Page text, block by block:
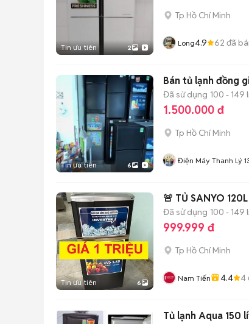
Tin ưu tiên 2
Tp Hồ Chí Minh
Long4.9 62 đã
Tin ưu tiên 6
Bán tủ lạnh đồng
Đã sử dụng 100 - 149
1.500.000 đ
Tp Hồ Chí Minh
Điện Máy Thanh Lý
Tin ưu tiên 6
🚨 TỦ SANYO
Đã sử dụng 100 - 149
999.999 đ
Tp Hồ Chí Minh
Nam Tiến 4.4 4
Tủ lạnh Aqua 150